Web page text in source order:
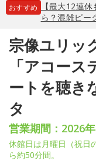
おすすめ
【最大12連
ら？混雑ピー
宗像ユリッ
「アコー
ートを聴き
タ
営業期間：2026
休館日は月曜日（祝日
ら約50分間。